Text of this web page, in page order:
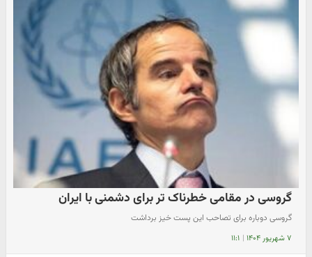
گروسی در مقامی خطرناک تر برای دشمنی با ایران
گروسی دوباره برای تصاحب این پست خیز برداشت
۷ شهریور ۱۴۰۴ | ۱۱:۱